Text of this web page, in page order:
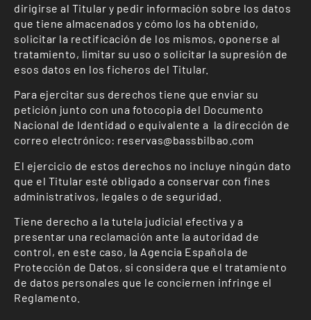
dirigirse al Titular y pedir información sobre los datos
que tiene almacenados y cómo los ha obtenido,
solicitar la rectificación de los mismos, oponerse al
tratamiento, limitar su uso o solicitar la supresión de
esos datos en los ficheros del Titular.
Para ejercitar sus derechos tiene que enviar su
petición junto con una fotocopia del Documento
Nacional de Identidad o equivalente a la dirección de
correo electrónico: reservas@bassbilbao.com
El ejercicio de estos derechos no incluye ningún dato
que el Titular esté obligado a conservar con fines
administrativos, legales o de seguridad.
Tiene derecho a la tutela judicial efectiva y a
presentar una reclamación ante la autoridad de
control, en este caso, la Agencia Española de
Protección de Datos, si considera que el tratamiento
de datos personales que le conciernen infringe el
Reglamento.